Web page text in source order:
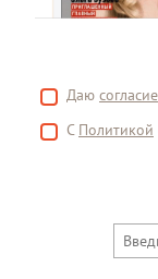
Даю согласие
С Политикой